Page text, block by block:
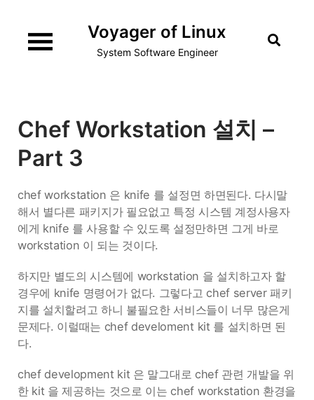
content
Voyager of Linux
System Software Engineer
Chef Workstation 설치 –
Part 3
chef workstation 은 knife 를 설정면 하면된다. 다시말
해서 별다른 패키지가 필요없고 특정 시스템 계정사용자
에게 knife 를 사용할 수 있도록 설정만하면 그게 바로
workstation 이 되는 것이다.
하지만 별도의 시스템에 workstation 을 설치하고자 할
경우에 knife 명령어가 없다. 그렇다고 chef server 패키
지를 설치할려고 하니 불필요한 서비스들이 너무 많은게
문제다. 이럴때는 chef develoment kit 를 설치하면 된
다.
chef development kit 은 말그대로 chef 관련 개발을 위
한 kit 을 제공하는 것으로 이는 chef workstation 환경을